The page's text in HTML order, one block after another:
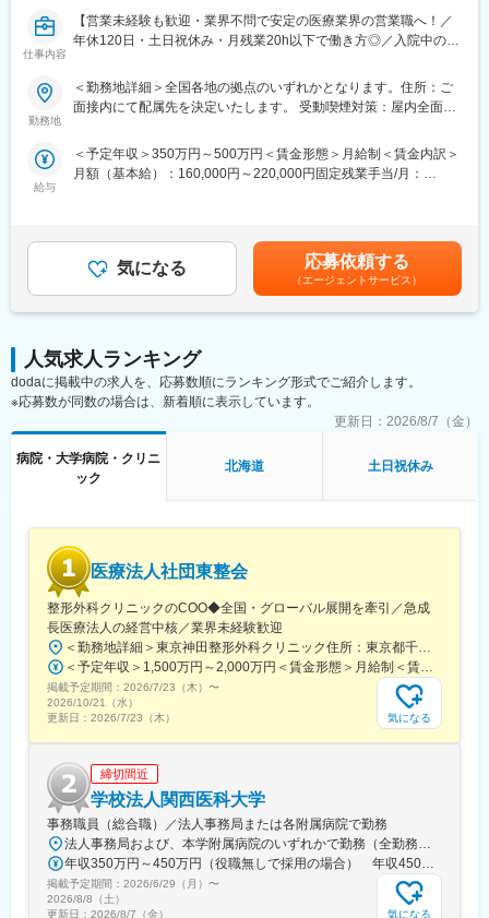
■こんな方にオススメ！：
＃ ベンチャー志向を持ち、主体的に動ける方
＃ 課題に対して自ら考え、改善に取り組める方
＃ 変化のある環境を楽しめる方
＃ 将来的に経営に関わるキャリアを築きたい方
変更の範囲：会社の定める業務
仕事内容
【営業未経験も歓迎・業界不問で安定の医療業界の営業職へ！／
年休120日・土日祝休み・月残業20h以下で働き方◎／入院中の病
【はじめに】
ィングができる魅力的なポジションです。
を病棟で試してもらいながら、それぞれの病院に合った提案をし
ていただきます。
＊月ノルマは設けられておらず、自分のペースで業務が行えま
す。
【営業先】
■訪問先は看護部や施設部、医事課の方々などをはじめとした医療
従事者になります。
※割合は既存2割、新規8割となります。仕事に慣れた場合、直行
直帰やテレワークを使いながら就業いただくことも可能です。
※営業だけではなく、保守契約更新・簡単な修理メンテナンス・パ
ートさんのフォローも行います。
東京本社もしくはオンラインで面接を行い、面接の中で配属先を
決定します。
▼配属先候補：
横浜、千葉、仙台、札幌、名古屋、長野、大阪、広島、松山、福
岡
【未経験でも安心のフォロー体制】
■入社後1週間～数か月程度は、当社の歴史や事業、製品知識を学
んでいただくと同時に、外部研修やeラーニングなどでより業務に
近しい内容も学んでいただきます。
■その後は、OJTにて先輩社員の営業に同行していただき、独り立
【ワークライフバランスを重視した働き方】
■年休120日・土日祝休み・月残業18時間程でワークライフバラン
スが整う環境です。2024年度年間休暇は120日となっておりま
す。
■また、有給も【平均取得日数9.7日/年】と取得しやすい環境とな
っております。
■業務に慣れてきたら、直行直帰・リモートも併用しながら柔軟に
勤務地
＜勤務地詳細＞全国各地の拠点のいずれかとなります。住所：ご
面接内にて配属先を決定いたします。 受動喫煙対策：屋内全面禁
給与
＜予定年収＞350万円～500万円＜賃金形態＞月給制＜賃金内訳＞
月額（基本給）：160,000円～220,000円固定残業手当/月：
事査定制度あり）◇賞与年2回（7月・12月月人事査定制度あり）
合計2.3か月分※初年度は満額支給されません※【モデル年収】営業
主任：464万～営業係長：585万～※賞与を含んだ額となります。※
最短で2～3年、一般的には5年前後でのステップアップ賃金はあ
ます。月給(月額)は固定手当を含めた表記です。
気になる 応募依頼する
（エージェントサービス）
人気求人ランキング
dodaに掲載中の求人を、応募数順にランキング形式でご紹介します。
※応募数が同数の場合は、新着順に表示しています。
更新日： 2026/8/7（金）
病院・大学病院・クリニ
ック
北海道 土日祝休み
医療法人社団東整会
整形外科クリニックのCOO◆全国・グローバル展開を牽引／急成
長医療法人の経営中核／業界未経験歓迎
＜勤務地詳細＞東京神田整形外科クリニック住所：東京都千代田区鍛冶町2丁目8-6 メディカルプライム神田3F勤務地最寄駅：JR山手線／神田駅受動喫煙対策：屋内全面禁煙変更の範囲：会社の定める事業所
＜予定年収＞1,500万円～2,000万円＜賃金形態＞月給制＜賃金内訳＞月額（基本給）：1,200,000円～1,500,000円＜月給＞1,200,000円～1,500,000円＜昇給有無＞有＜残業手当＞有＜給与補足＞※経験やスキルを考慮して決定します。■昇給：年1回■賞与：年2回賃金はあくまでも目安の金額であり、選考を通じて上下する可能性があります。月給(月額)は固定手当を含めた表記です。
掲載予定期間： 2026/7/23（木） 〜
2026/10/21（水）
更新日： 2026/7/23（木） 気になる
締切間近
学校法人関西医科大学
事務職員（総合職）／法人事務局または各附属病院で勤務
法人事務局および、本学附属病院のいずれかで勤務（全勤務地、最寄り駅から徒歩5分以内）【関西医科大学 法人事務局】大阪府枚方市新町2丁目5-1■京阪本線 枚方市駅～徒歩5分※京阪 枚方市駅まで…・京阪 京橋駅から特急乗車14分・京阪 中書島駅から特急乗車16分【附属病院】大阪府枚方市新町2丁目3-1■京阪本線 枚方市駅～徒歩3分【総合医療センター】大阪府守口市文園町10-15■京阪本線 滝井駅～徒歩3分■地下鉄谷町線・今里筋線 太子橋今市駅～徒歩5分 ※京阪 滝井駅まで… ・京阪 京橋駅から各停乗車9分 ※谷町線 太子橋今市駅まで…・谷町線 大日駅から乗車8分・谷町線 東梅田駅から乗車13分【香里病院】大阪府寝屋川市香里本通町8-45■京阪本線 香里園駅～徒歩1分 ※京阪 香里園駅まで… ・京阪 京橋駅・樟葉駅から準急乗車15分 ・京阪中書島駅から準急乗車35分（特急乗車、枚方市駅で乗り換えると25分） ◎経験・能力など適性を考慮し配属します。 ※転居を伴う転勤なし※U・Iターン歓迎
年収350万円～450万円（役職無しで採用の場合） 年収450万円～550万円（主任級で採用の場合）
掲載予定期間： 2026/6/29（月） 〜
2026/8/8（土）
更新日： 2026/8/7（金） 気になる